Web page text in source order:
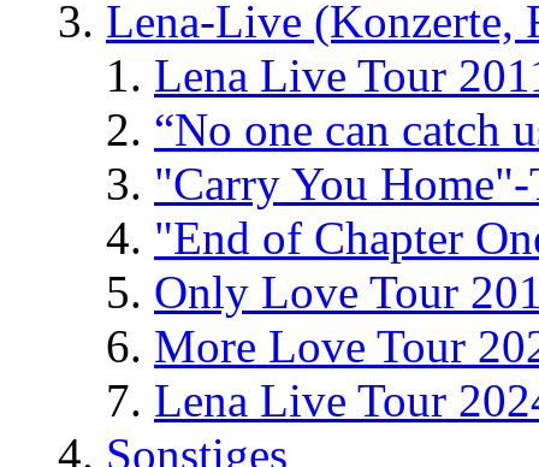
Lena-Live (Konzerte,
Lena Live Tour
“No one can catch
"Carry You
"End of Chapter
Only Love Tour
More Love Tour
Lena Live Tour
Sonstiges